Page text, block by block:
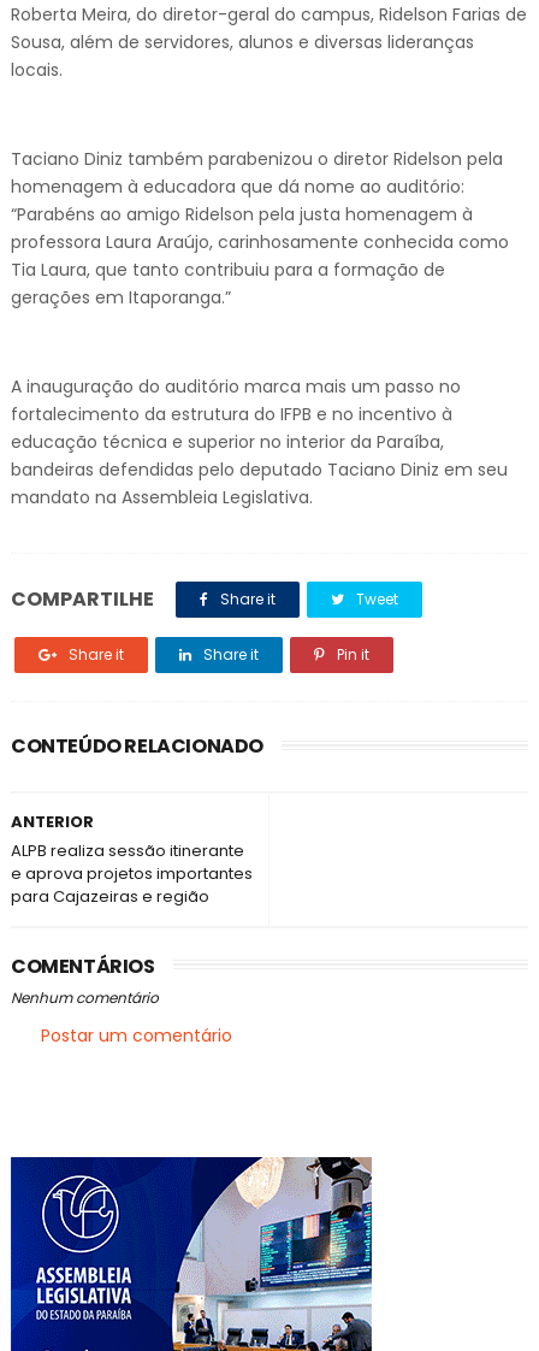
Roberta Meira, do diretor-geral do campus, Ridelson Farias de
Sousa, além de servidores, alunos e diversas lideranças
locais.
Taciano Diniz também parabenizou o diretor Ridelson pela
homenagem à educadora que dá nome ao auditório:
“Parabéns ao amigo Ridelson pela justa homenagem à
professora Laura Araújo, carinhosamente conhecida como
Tia Laura, que tanto contribuiu para a formação de
gerações em Itaporanga.”
A inauguração do auditório marca mais um passo no
fortalecimento da estrutura do IFPB e no incentivo à
educação técnica e superior no interior da Paraíba,
bandeiras defendidas pelo deputado Taciano Diniz em seu
mandato na Assembleia Legislativa.
COMPARTILHE Share it Tweet
Share it Share it Pin it
CONTEÚDO RELACIONADO
ANTERIOR
ALPB realiza sessão itinerante
e aprova projetos importantes
para Cajazeiras e região
COMENTÁRIOS
Nenhum comentário
Postar um comentário